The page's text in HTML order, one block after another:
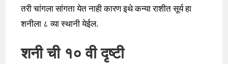
तरी चांगला सांगता येत नाही कारण इथे कन्या राशीत सूर्य हा
शनीला ८ व्या स्थानी येईल.
शनी ची १० वी दृष्टी